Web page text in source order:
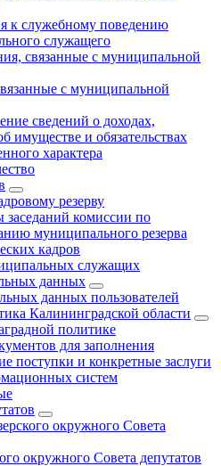
к служебному поведению
служащего
связанные с муниципальной
с муниципальной
сведений о доходах,
имуществе и обязательствах
характера
резерву
заседаний комиссии по
муниципального резерва
кадров
служащих
данных
данных пользователей
Калининградской области
политике
для заполнения
поступки и конкретные заслуги
систем
окружного Совета
окружного Совета депутатов